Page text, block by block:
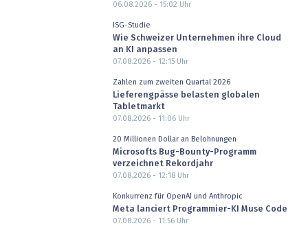
06.08.2026 - 15:02 Uhr
ISG-Studie
Wie Schweizer Unternehmen ihre Cloud
an KI anpassen
07.08.2026 - 12:15Uhr
Zahlen zum zweiten Quartal 2026
Lieferengpässe belasten globalen
Tabletmarkt
07.08.2026 - 11:06Uhr
20 Millionen Dollar an Belohnungen
Microsofts Bug-Bounty-Programm
verzeichnet Rekordjahr
07.08.2026 - 12:18Uhr
Konkurrenz für OpenAI und Anthropic
Meta lanciert Programmier-KI Muse Code
07.08.2026 - 11:56Uhr